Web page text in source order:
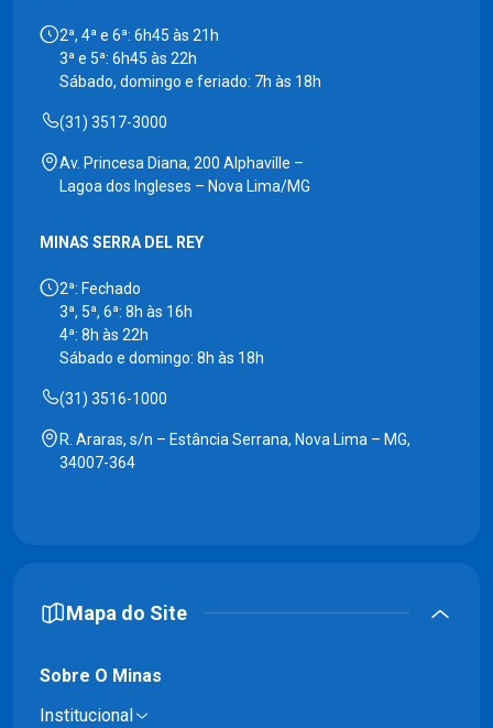
2ª, 4ª e 6ª: 6h45 às 21h
3ª e 5ª: 6h45 às 22h
Sábado, domingo e feriado: 7h às 18h
(31) 3517-3000
Av. Princesa Diana, 200 Alphaville –
Lagoa dos Ingleses – Nova Lima/MG
MINAS SERRA DEL REY
2ª: Fechado
3ª, 5ª, 6ª: 8h às 16h
4ª: 8h às 22h
Sábado e domingo: 8h às 18h
(31) 3516-1000
R. Araras, s/n – Estância Serrana, Nova Lima – MG,
34007-364
Mapa do Site
Sobre O Minas
Institucional